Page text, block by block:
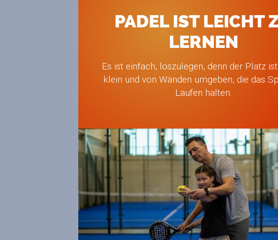
PADEL IST LEICHT
LERNEN
Es ist einfach, loszulegen, denn der Platz
klein und von Wänden umgeben, die das
Laufen halten.